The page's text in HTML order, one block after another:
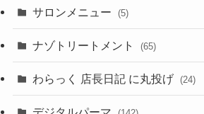
サロンメニュー (5)
ナゾトリートメント (65)
わらっく 店長日記 に丸投げ (24)